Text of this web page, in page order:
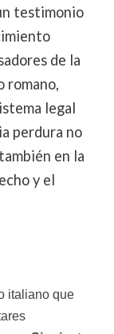
testimonio
de la
romano,
legal
perdura no
en la
y el
italiano que